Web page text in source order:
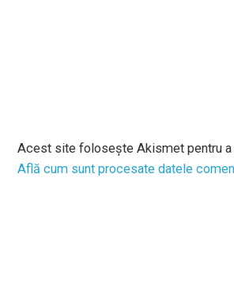
Acest site folosește Akismet pentru a
Află cum sunt procesate datele